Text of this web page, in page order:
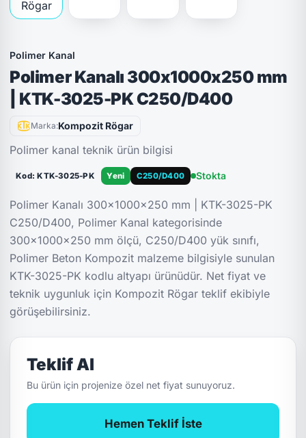
Polimer Kanal
Polimer Kanalı 300x1000x250 mm
| KTK-3025-PK C250/D400
Marka:Kompozit Rögar
Polimer kanal teknik ürün bilgisi
Kod: KTK-3025-PK Yeni C250/D400 Stokta
Polimer Kanalı 300x1000x250 mm | KTK-3025-PK
C250/D400, Polimer Kanal kategorisinde
300x1000x250 mm ölçü, C250/D400 yük sınıfı,
Polimer Beton Kompozit malzeme bilgisiyle sunulan
KTK-3025-PK kodlu altyapı ürünüdür. Net fiyat ve
teknik uygunluk için Kompozit Rögar teklif ekibiyle
görüşebilirsiniz.
Teklif Al
Bu ürün için projenize özel net fiyat sunuyoruz.
Hemen Teklif İste